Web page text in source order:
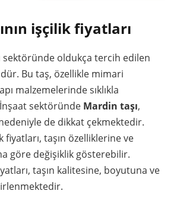
işçilik fiyatları
sektöründe oldukça tercih edilen
Bu taş, özellikle mimari
malzemelerinde sıklıkla
sektöründe Mardin taşı,
de dikkat çekmektedir.
fiyatları, taşın özelliklerine ve
göre değişiklik gösterebilir.
taşın kalitesine, boyutuna ve